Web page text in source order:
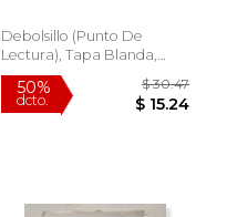
Debolsillo (Punto De
Lectura), Tapa Blanda,
Usado